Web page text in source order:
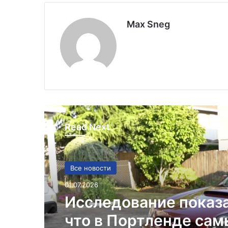
Max Sneg
Read Next
Все новости
01.07.2026
Исследование
что в Портленде